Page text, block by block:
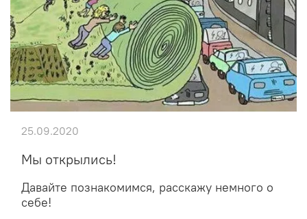
Мы открылись!
Давайте познакомимся, расскажу немного о
себе!
25.09.2020